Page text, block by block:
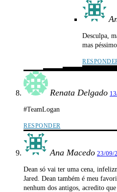
Desculpa,
mas
Renata Delgado
#TeamLogan
RESPONDER
Ana Macedo 23/09/
Dean só vai ter uma cena,
Jared. Dean também é meu
nenhum dos antigos, acredito